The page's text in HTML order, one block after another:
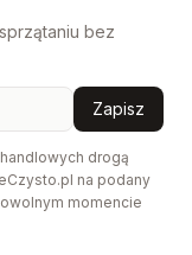
bez
Zapisz
drogą
na podany
momencie